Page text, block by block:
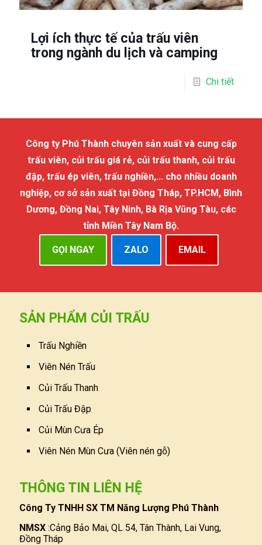
Lợi ích thực tế của trấu viên
trong ngành du lịch và camping
Chi tiết
Công ty Phú Thành chuyên sản xuất và cung cấp
trấu viên, củi trấu giá rẻ, củi trấu thanh, củi trấu
đập, trấu ép viên, trấu nghiền,... cho nhiều doanh
nghiệp, cơ sở sản xuất tại Đồng Tháp, TP.HCM, Bình
Dương, Đồng Nai, Tây Ninh, Bà Rịa Vũng Tàu, các
tỉnh Miền Tây Nam Bộ.
GỌI NGAY ZALO EMAIL
SẢN PHẨM CỦI TRẤU
Trấu Nghiền
Viên Nén Trấu
Củi Trấu Thanh
Củi Trấu Đập
Củi Mùn Cưa Ép
Viên Nén Mùn Cưa (Viên nén gỗ)
THÔNG TIN LIÊN HỆ
Công Ty TNHH SX TM Năng Lượng Phú Thành
NMSX :Cảng Bảo Mai, QL 54, Tân Thành, Lai Vung,
Đồng Tháp